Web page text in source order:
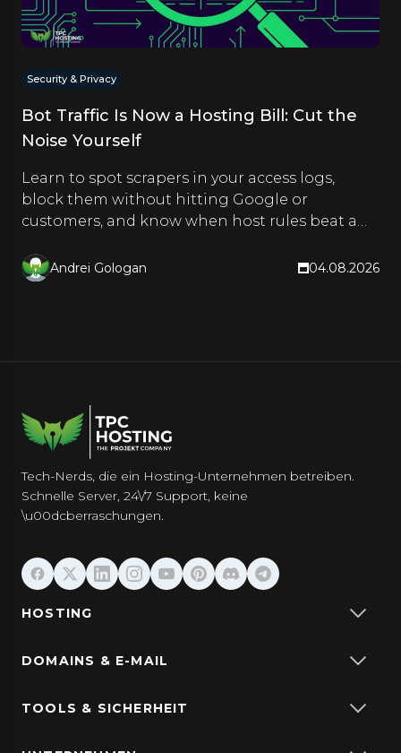
Security & Privacy
Bot Traffic Is Now a Hosting Bill: Cut the
Noise Yourself
Learn to spot scrapers in your access logs,
block them without hitting Google or
customers, and know when host rules beat a
Andrei Gologan 04.08.2026
Tech-Nerds, die ein Hosting-Unternehmen betreiben.
Schnelle Server, 24\/7 Support, keine
\u00dcberraschungen.
HOSTING
DOMAINS & E-MAIL
TOOLS & SICHERHEIT